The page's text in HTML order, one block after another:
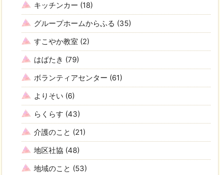
キッチンカー (18)
グループホームからふる (35)
すこやか教室 (2)
はばたき (79)
ボランティアセンター (61)
よりそい (6)
らくらす (43)
介護のこと (21)
地区社協 (48)
地域のこと (53)